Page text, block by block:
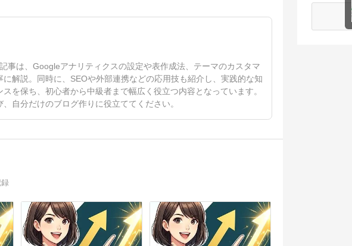
事は、Googleアナリティクスの設定や表作成法、テーマのカスタマ
解説。同時に、SEOや外部連携などの応用技も紹介し、実践的な知
を保ち、初心者から中級者まで幅広く役立つ内容となっています。
自分だけのブログ作りに役立ててください。